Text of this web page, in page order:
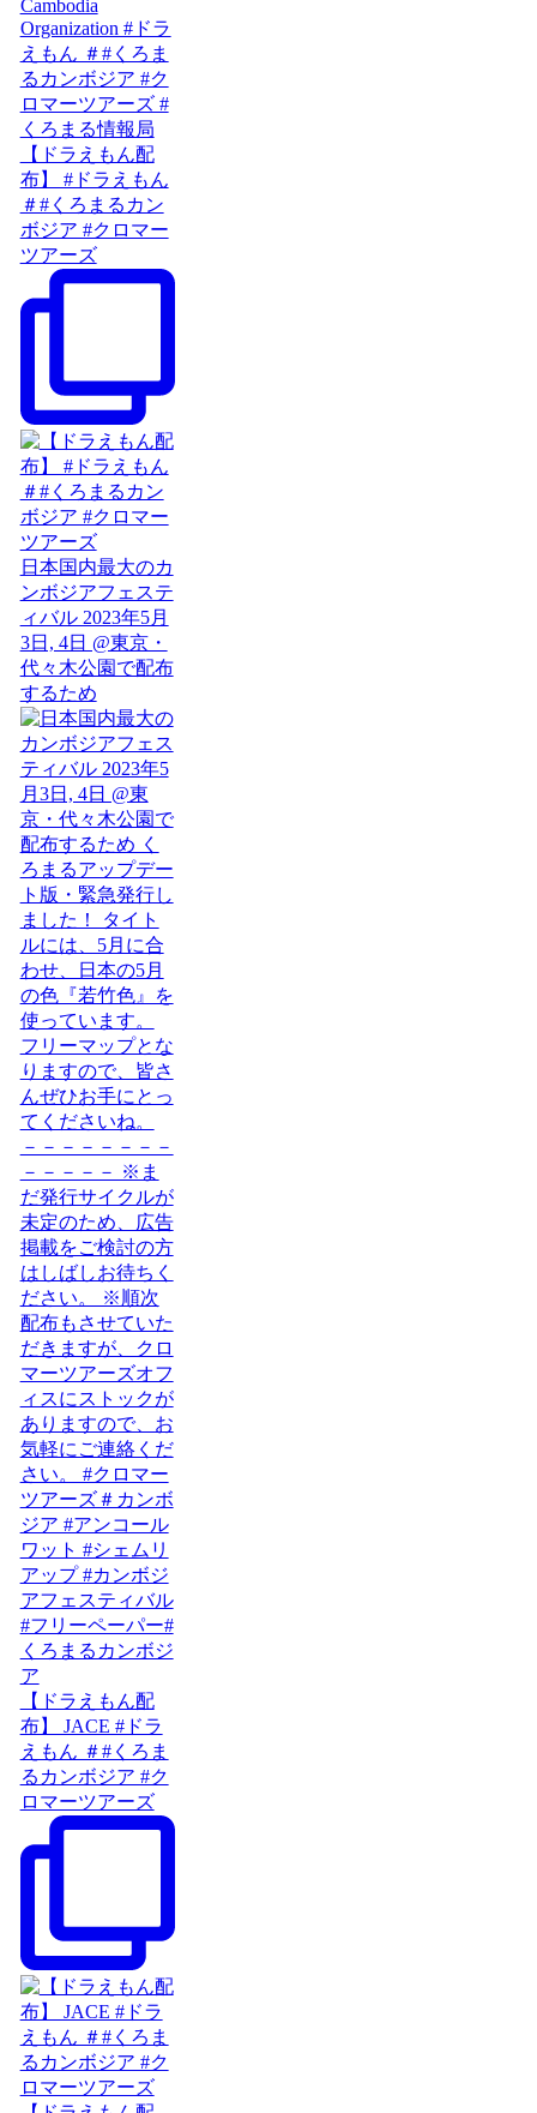
【ドラえもん配
布】 #ドラえもん
＃#くろまるカン
ボジア #クロマー
ツアーズ
日本国内最大のカ
ンボジアフェステ
ィバル 2023年5月
3日, 4日 @東京・
代々木公園で配布
するため
【ドラえもん配
布】 JACE #ドラ
えもん ＃#くろま
るカンボジア #ク
ロマーツアーズ